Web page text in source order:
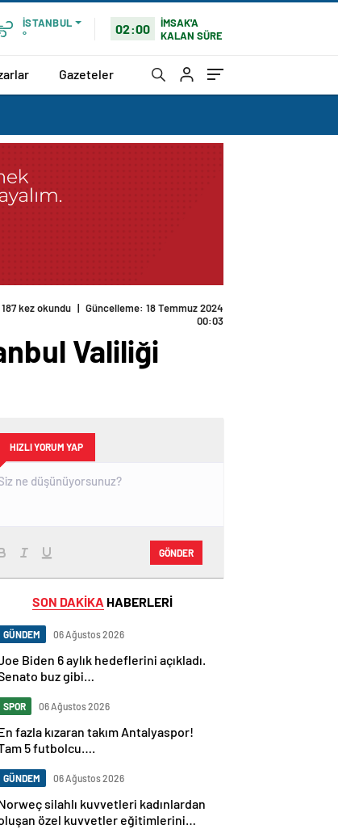
İSTANBUL
°
02:00
İMSAK'A
KALAN SÜRE
Gazeteler
187 kez okundu | Güncelleme: 18 Temmuz 2024
00:03
Valiliği
HIZLI YORUM YAP
GÖNDER
SON DAKİKA HABERLERİ
GÜNDEM 06 Ağustos 2026
Biden 6 aylık hedeflerini açıkladı.
buz gibi…
SPOR 06 Ağustos 2026
fazla kızaran takım Antalyaspor!
5 futbolcu….
GÜNDEM 06 Ağustos 2026
silahlı kuvvetleri kadınlardan
özel kuvvetler eğitimlerini